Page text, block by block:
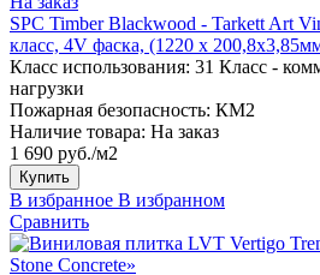
SPC Timber Blackwood - Tarkett Art
класс, 4V фаска, (1220 x
Класс использования: 31 Класс -
нагрузки
Пожарная безопасность: КМ2
Наличие товара: На заказ
1 690 руб./м2
Купить
В избранное В избранном
Сравнить